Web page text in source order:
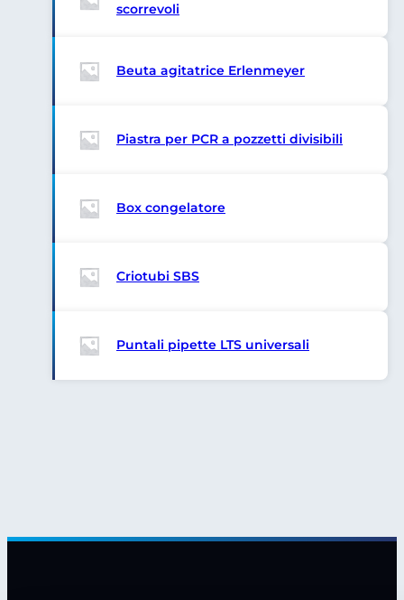
scorrevoli
Beuta agitatrice Erlenmeyer
Piastra per PCR a pozzetti divisibili
Box congelatore
Criotubi SBS
Puntali pipette LTS universali